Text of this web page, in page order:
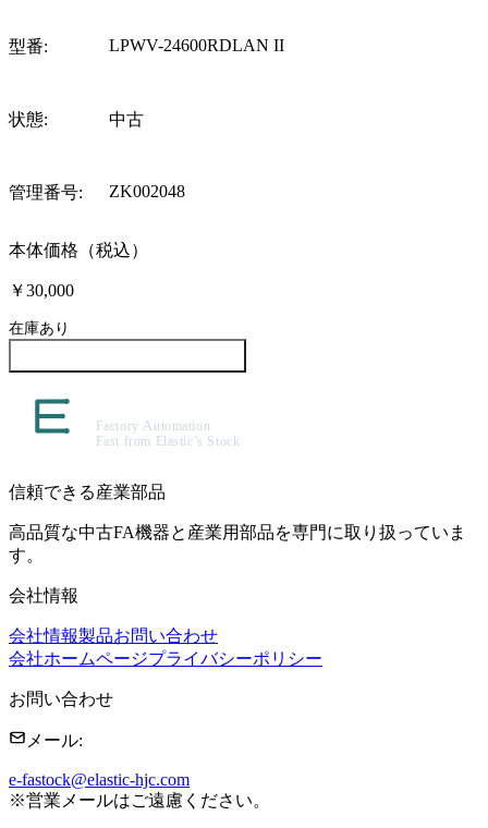
型番: LPWV-24600RDLAN II
状態: 中古
管理番号: ZK002048
本体価格（税込）
￥30,000
在庫あり
信頼できる産業部品
高品質な中古FA機器と産業用部品を専門に取り扱っていま
す。
会社情報
会社情報製品お問い合わせ
会社ホームページプライバシーポリシー
お問い合わせ
メール:
e-fastock@elastic-hjc.com
※営業メールはご遠慮ください。